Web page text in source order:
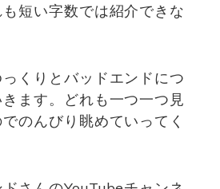
短い字数では紹介できな
くりとバッドエンドにつ
ます。どれも一つ一つ見
のんびり眺めていってく